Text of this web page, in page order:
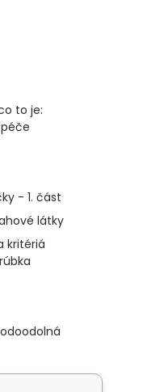
to je:
- 1. část
látky
kritériá